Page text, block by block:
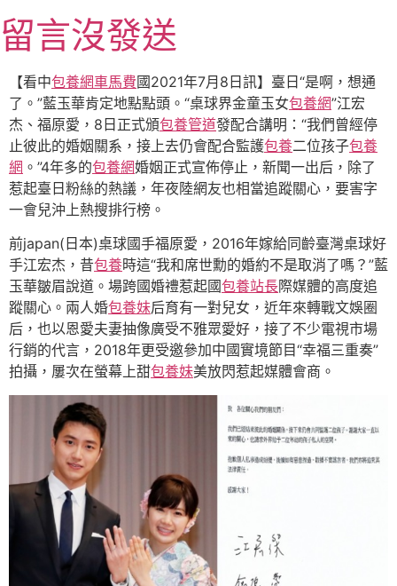
至
主
內
容
留言沒發送
【看中包養網車馬費國2021年7月8日訊】臺日“是啊，想通
了。”藍玉華肯定地點點頭。“桌球界金童玉女包養網”江宏
杰、福原愛，8日正式頒包養管道發配合講明：“我們曾經停
止彼此的婚姻關系，接上去仍會配合監護包養二位孩子包養
網 。”4年多的包養網婚姻正式宣佈停止，新聞一出后，除了
惹起臺日粉絲的熱議，年夜陸網友也相當追蹤關心，要害字
一會兒沖上熱搜排行榜。
前japan(日本)桌球國手福原愛，2016年嫁給同齡臺灣桌球好
手江宏杰，昔包養時這“我和席世勳的婚約不是取消了嗎？”藍
玉華皺眉說道。場跨國婚禮惹起國包養站長際媒體的高度追
蹤關心。兩人婚包養妹后育有一對兒女，近年來轉戰文娛圈
后，也以恩愛夫妻抽像廣受不雅眾愛好，接了不少電視市場
行銷的代言，2018年更受邀參加中國實境節目“幸福三重奏”
拍攝，屢次在螢幕上甜包養妹美放閃惹起媒體會商。